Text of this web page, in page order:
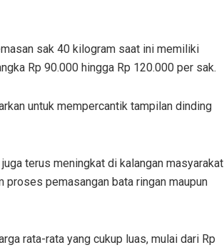
sak 40 kilogram saat ini memiliki
Rp 90.000 hingga Rp 120.000 per sak.
untuk mempercantik tampilan dinding
terus meningkat di kalangan masyarakat
proses pemasangan bata ringan maupun
rata-rata yang cukup luas, mulai dari Rp